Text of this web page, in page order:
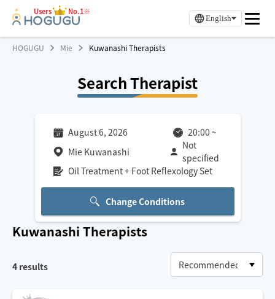
Users No.1※
English
HOGUGU Mie Kuwanashi Therapists
Search Therapist
August 6, 2026 20:00 ~
Mie Kuwanashi
Not
specified
Oil Treatment + Foot Reflexology Set
Change Conditions
Kuwanashi Therapists
4 results